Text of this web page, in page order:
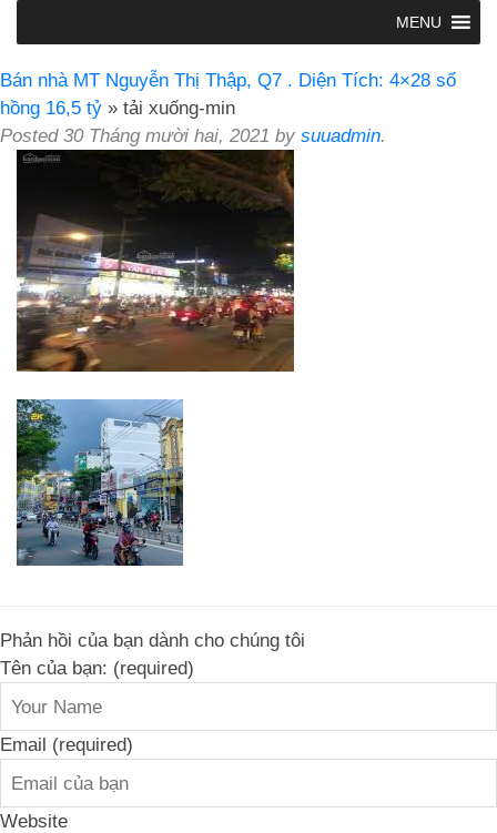
MENU
Bán nhà MT Nguyễn Thị Thập, Q7 . Diện Tích: 4×28 sổ
hồng 16,5 tỷ » tải xuống-min
Posted 30 Tháng mười hai, 2021 by suuadmin.
Phản hồi của bạn dành cho chúng tôi
Tên của bạn: (required)
Email (required)
Website